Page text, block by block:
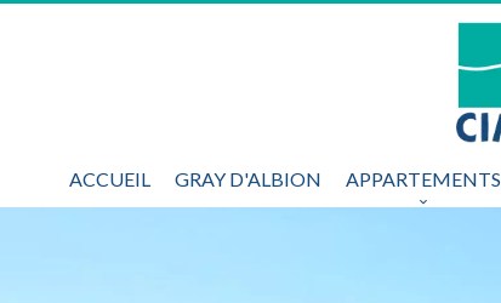
ACCUEIL GRAY D'ALBION APPARTEMENTS